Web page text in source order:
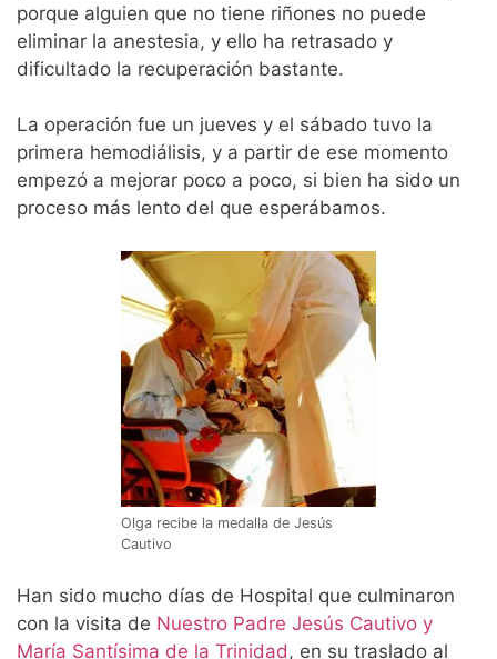
porque alguien que no tiene riñones no puede
eliminar la anestesia, y ello ha retrasado y
dificultado la recuperación bastante.
La operación fue un jueves y el sábado tuvo la
primera hemodiálisis, y a partir de ese momento
empezó a mejorar poco a poco, si bien ha sido un
proceso más lento del que esperábamos.
Olga recibe la medalla de Jesús
Cautivo
Han sido mucho días de Hospital que culminaron
con la visita de Nuestro Padre Jesús Cautivo y
María Santísima de la Trinidad, en su traslado al